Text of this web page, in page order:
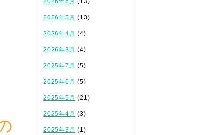
2026年6月 (13)
2026年5月 (13)
2026年4月 (4)
2026年3月 (4)
2025年7月 (5)
2025年6月 (5)
2025年5月 (21)
2025年4月 (3)
2025年3月 (1)